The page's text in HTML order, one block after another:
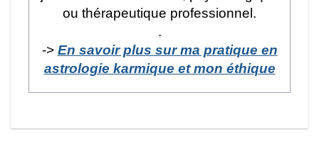
ou thérapeutique professionnel.
.
-> En savoir plus sur ma pratique en
astrologie karmique et mon éthique